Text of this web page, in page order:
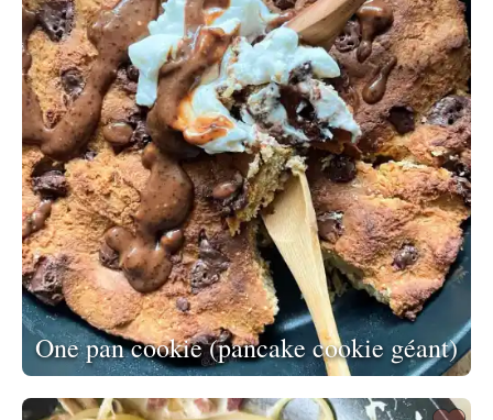
One pan cookie (pancake cookie géant)